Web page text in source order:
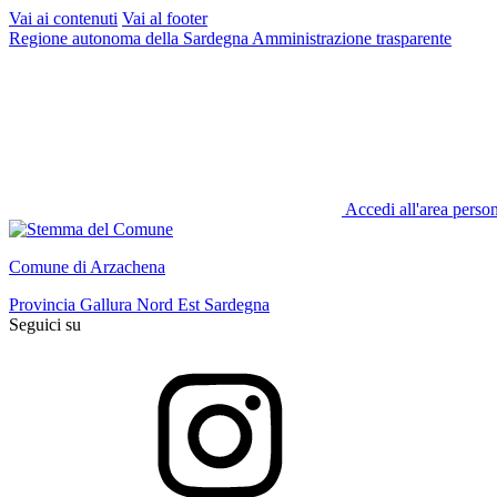
Vai ai contenuti Vai al footer
Regione autonoma della Sardegna Amministrazione trasparente
Accedi all'area
Comune di Arzachena
Provincia Gallura Nord Est Sardegna
Seguici su